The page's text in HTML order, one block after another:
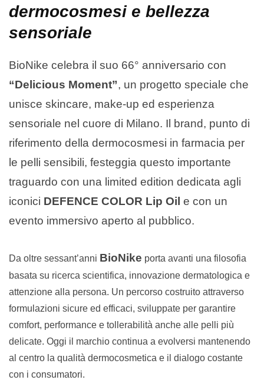
dermocosmesi e bellezza
sensoriale
BioNike celebra il suo 66° anniversario con
“Delicious Moment”, un progetto speciale che
unisce skincare, make-up ed esperienza
sensoriale nel cuore di Milano. Il brand, punto di
riferimento della dermocosmesi in farmacia per
le pelli sensibili, festeggia questo importante
traguardo con una limited edition dedicata agli
iconici DEFENCE COLOR Lip Oil e con un
evento immersivo aperto al pubblico.
Da oltre sessant’anni BioNike porta avanti una filosofia
basata su ricerca scientifica, innovazione dermatologica e
attenzione alla persona. Un percorso costruito attraverso
formulazioni sicure ed efficaci, sviluppate per garantire
comfort, performance e tollerabilità anche alle pelli più
delicate. Oggi il marchio continua a evolversi mantenendo
al centro la qualità dermocosmetica e il dialogo costante
con i consumatori.